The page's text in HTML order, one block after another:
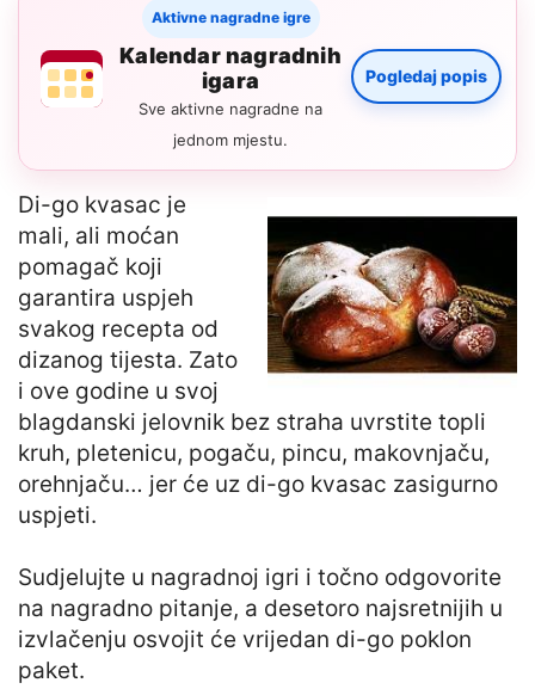
Aktivne nagradne igre
Kalendar nagradnih
igara
Sve aktivne nagradne na
jednom mjestu.
Pogledaj popis
Di-go kvasac je
mali, ali moćan
pomagač koji
garantira uspjeh
svakog recepta od
dizanog tijesta. Zato
i ove godine u svoj
blagdanski jelovnik bez straha uvrstite topli
kruh, pletenicu, pogaču, pincu, makovnjaču,
orehnjaču… jer će uz di-go kvasac zasigurno
uspjeti.
Sudjelujte u nagradnoj igri i točno odgovorite
na nagradno pitanje, a desetoro najsretnijih u
izvlačenju osvojit će vrijedan di-go poklon
paket.